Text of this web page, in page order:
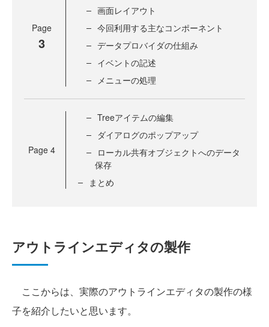
Page
3
画面レイアウト
今回利用する主なコンポーネント
データプロバイダの仕組み
イベントの記述
メニューの処理
Page 4
Treeアイテムの編集
ダイアログのポップアップ
ローカル共有オブジェクトへのデータ
保存
まとめ
アウトラインエディタの製作
ここからは、実際のアウトラインエディタの製作の様
子を紹介したいと思います。